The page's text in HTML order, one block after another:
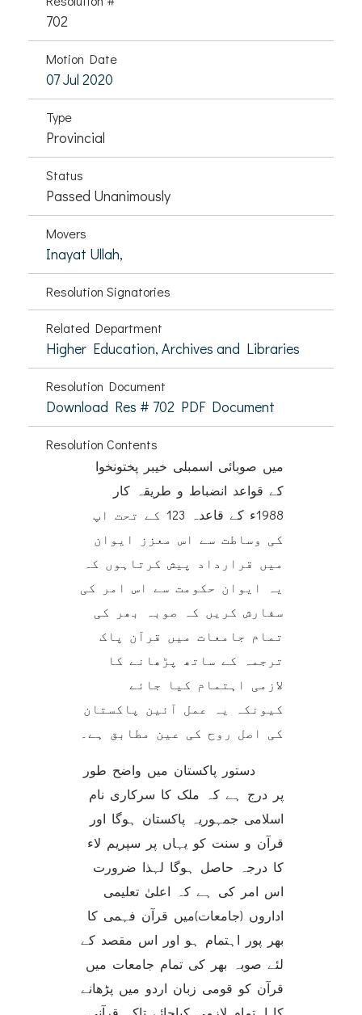
702
Motion Date
07 Jul 2020
Type
Provincial
Status
Passed Unanimously
Movers
Inayat Ullah,
Resolution Signatories
Related Department
Higher Education, Archives and Libraries
Resolution Document
Download Res # 702 PDF Document
Resolution Contents
میں صوبائی اسمبلی خیبر پختونخوا
کے قواعد انضباط و طریقہ کار
1988ء کے قاعدہ 123 کے تحت اپ
کی وساطت سے اس معزز ایوان
میں قرارداد پیش کرتاہوں کہ
یہ ایوان حکومت سے اس امر کی
سفارش کریں کہ صوبہ بھر کی
تمام جامعات میں قرآن پاک
ترجمہ کے ساتھ پڑھانے کا
لازمی اہتمام کیا جائے
کیونکہ یہ عمل آئین پاکستان
کی اصل روح کی عین مطابق ہے۔
دستور پاکستان میں واضح طور
پر درج ہے کہ ملک کا سرکاری نام
اسلامی جمہوریہ پاکستان ہوگا اور
قرآن و سنت کو یہاں پر سپریم لاء
کا درجہ حاصل ہوگا لہذا ضرورت
اس امر کی ہے کہ اعلیٰ تعلیمی
اداروں (جامعات)میں قرآن فہمی کا
بھر پور اہتمام ہو اور اس مقصد کے
لئے صوبہ بھر کی تمام جامعات میں
قرآن کو قومی زبان اردو میں پڑھانے